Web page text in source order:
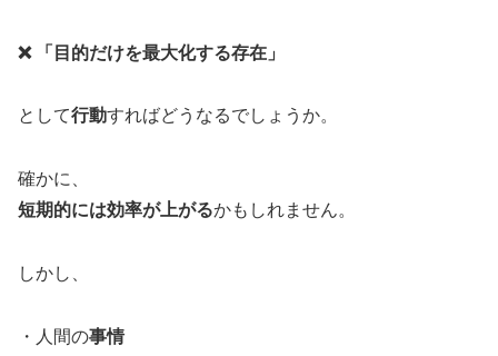
❌ 「目的だけを最大化する存在」
として行動すればどうなるでしょうか。
確かに、
短期的には効率が上がるかもしれません。
しかし、
・人間の事情